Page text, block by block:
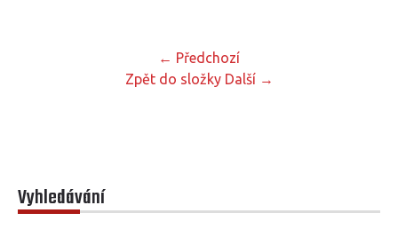
← Předchozí
Zpět do složky Další →
Vyhledávání